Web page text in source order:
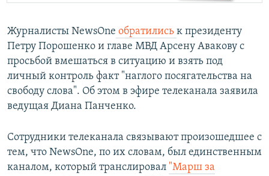
Журналисты NewsOne обратились к президенту
Петру Порошенко и главе МВД Арсену Авакову с
просьбой вмешаться в ситуацию и взять под
личный контроль факт "наглого посягательства на
свободу слова". Об этом в эфире телеканала заявила
ведущая Диана Панченко.
Сотрудники телеканала связывают произошедшее с
тем, что NewsOne, по их словам, был единственным
каналом, который транслировал "Марш за